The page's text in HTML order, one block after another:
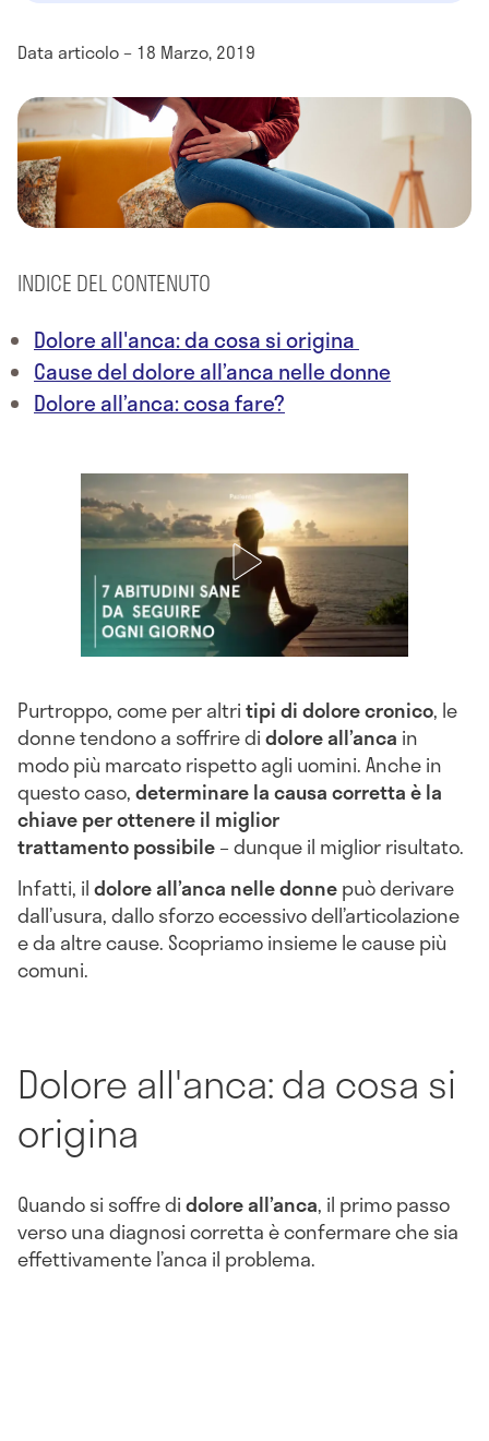
Data articolo – 18 Marzo, 2019
INDICE DEL CONTENUTO
Dolore all'anca: da cosa si origina
Cause del dolore all’anca nelle donne
Dolore all’anca: cosa fare?
Purtroppo, come per altritipi di dolore cronico, le
donne tendono a soffrire didolore all’anca in
modo più marcato rispetto agli uomini. Anche in
questo caso,determinare la causa corretta è la
chiave per ottenere il miglior
trattamentopossibile– dunque il miglior risultato.
Infatti, ildolore all’anca nelle donnepuò derivare
dall’usura, dallo sforzo eccessivo dell’articolazione
e da altre cause. Scopriamo insieme le cause più
comuni.
Dolore all'anca: da cosa si
origina
Quando si soffre didolore all’anca, il primo passo
verso una diagnosi corretta è confermare che sia
effettivamente l’anca il problema.